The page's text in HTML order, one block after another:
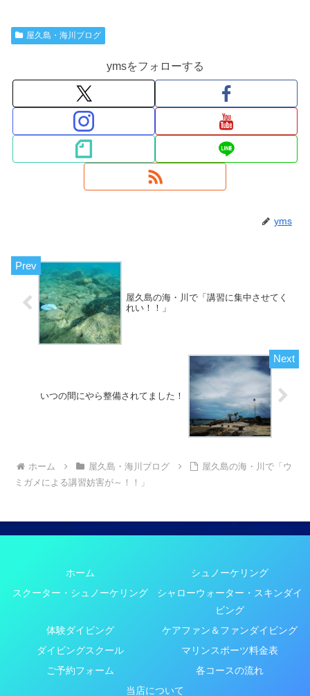
屋久島・海川ブログ
ymsをフォローする
yms
屋久島の海・川で「講習に集中させてく
れい！！」
いつの間にやら整備されてました！
ホーム 屋久島・海川ブログ
屋久島の海・川で「ウ
ミガメによる講習妨害が～！！」
ホーム
シュノーケリング
スクーター・シュノーケリング
シャローウォーター・スキンダイ
ビング
体験ダイビング
ケアファン＆ファンダイビング
ダイビングスクール
マリンスポーツ料金表
ご予約フォーム
各コースの流れ
当店について